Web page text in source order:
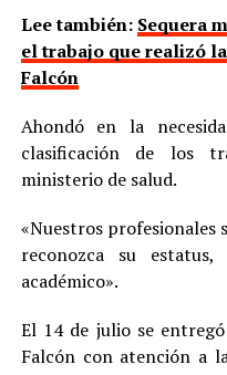
Lee también: Sequera
el trabajo que realizó
Falcón
Ahondó en la
clasificación de los
ministerio de salud.
«Nuestros profesionales
reconozca su
académico».
El 14 de julio se
Falcón con atención a